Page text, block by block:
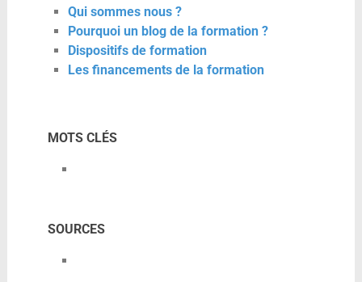
Qui sommes nous ?
Pourquoi un blog de la formation ?
Dispositifs de formation
Les financements de la formation
MOTS CLÉS
SOURCES